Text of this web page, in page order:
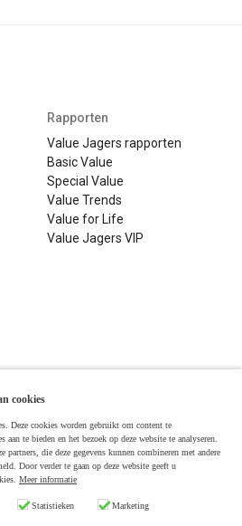
Rapporten
Value Jagers rapporten
Basic Value
Special Value
Value Trends
Value for Life
Value Jagers VIP
cookies
Deze cookies worden gebruikt om content te
te bieden en het bezoek op deze website te analyseren.
partners, die deze gegevens kunnen combineren met andere
Door verder te gaan op deze website geeft u
Meer informatie
Statistieken Marketing